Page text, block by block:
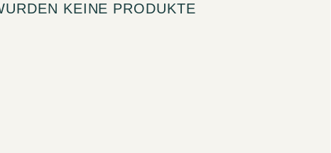
KEINE PRODUKTE